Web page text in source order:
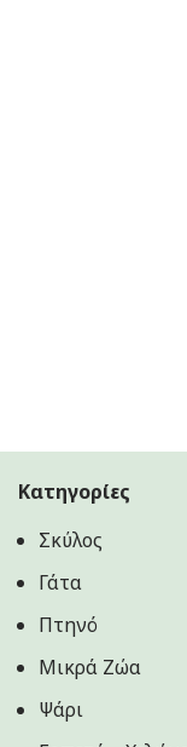
Κατηγορίες
Σκύλος
Γάτα
Πτηνό
Μικρά Ζώα
Ψάρι